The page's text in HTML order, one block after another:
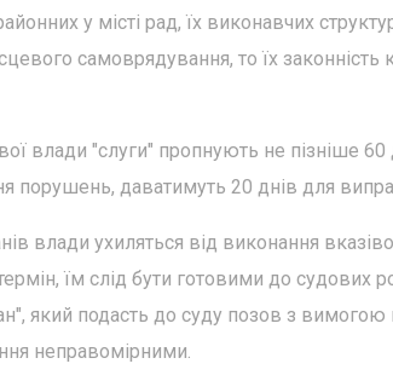
у місті рад, їх виконавчих
самоврядування, то їх
влади "слуги" пропнують не пізніше 60
порушень, даватимуть 20 днів для
влади ухиляться від виконання
їм слід бути готовими до судових
який подасть до суду позов з вимогою
неправомірними.